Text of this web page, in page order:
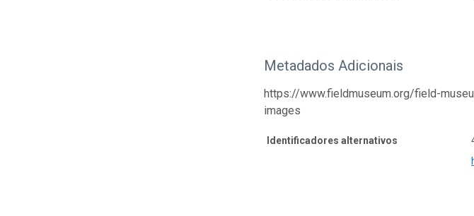
Metadados Adicionais
https://www.fieldmuseum.org/field-
images
Identificadores alternativos